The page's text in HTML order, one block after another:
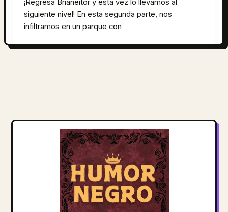
¡Regresa Brianeitor y esta vez lo llevamos al
siguiente nivel! En esta segunda parte, nos
infiltramos en un parque con